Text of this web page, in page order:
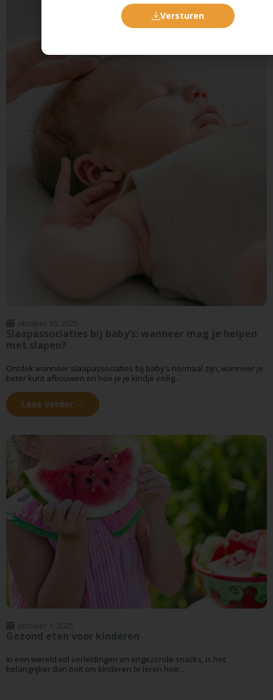
Slaapassociaties bij baby’s: wanneer mag je helpen
met slapen?
oktober 10, 2025
Ontdek wanneer slaapassociaties bij baby’s normaal zijn, wanneer je
beter kunt afbouwen en hoe je je kindje veilig...
Lees verder →
Gezond eten voor kinderen
oktober 1, 2025
In een wereld vol verleidingen en ongezonde snacks, is het
belangrijker dan ooit om kinderen te leren hoe...
Versturen